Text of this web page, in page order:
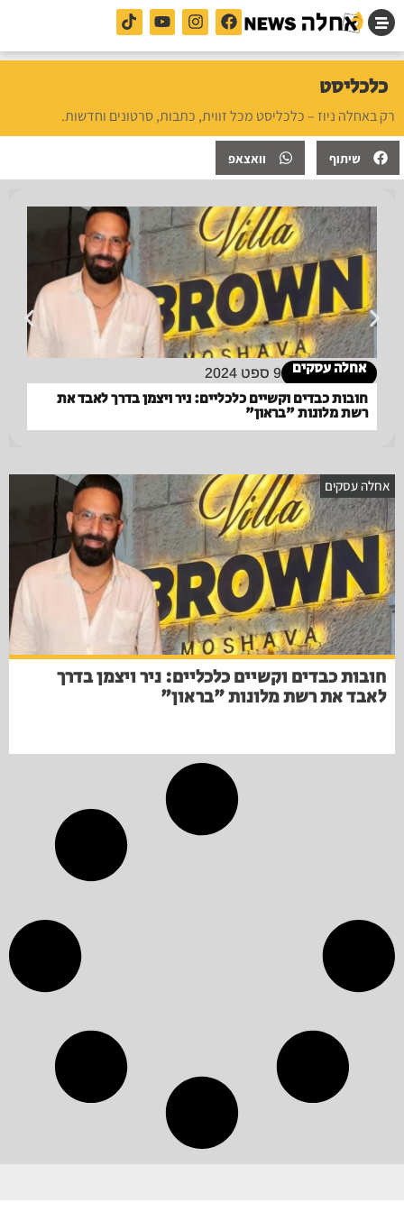
כלכליסט
רק באחלה ניוז – כלכליסט מכל זווית, כתבות, סרטונים וחדשות.
שיתוף וואצאפ
אחלה עסקים 9 ספט 2024
חובות כבדים וקשיים כלכליים: ניר ויצמן בדרך לאבד את
רשת מלונות "בראון"
אחלה עסקים
חובות כבדים וקשיים כלכליים: ניר ויצמן בדרך
לאבד את רשת מלונות "בראון"